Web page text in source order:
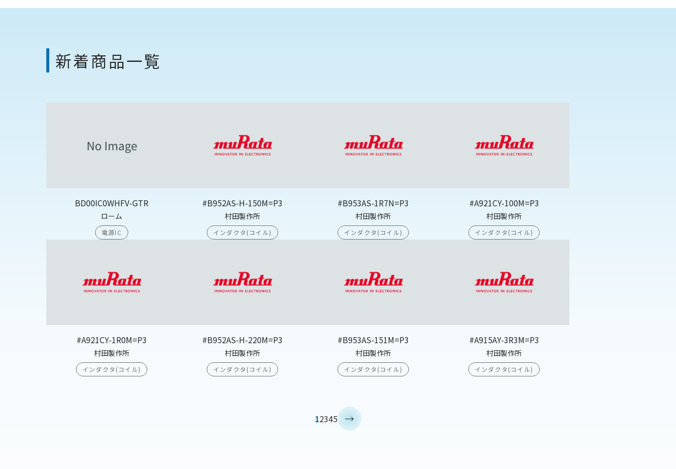
新着商品一覧
BD00IC0WHFV-GTR
ローム
電源IC
#B952AS-H-150M=P3
村田製作所
インダクタ(コイル)
#B953AS-1R7N=P3
村田製作所
インダクタ(コイル)
#A921CY-100M=P3
村田製作所
インダクタ(コイル)
#A921CY-1R0M=P3
村田製作所
インダクタ(コイル)
#B952AS-H-220M=P3
村田製作所
インダクタ(コイル)
#B953AS-151M=P3
村田製作所
インダクタ(コイル)
#A915AY-3R3M=P3
村田製作所
インダクタ(コイル)
12345